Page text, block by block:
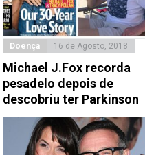
Doença 16 de Agosto, 2018
Michael J.Fox recorda
pesadelo depois de
descobriu ter Parkinson